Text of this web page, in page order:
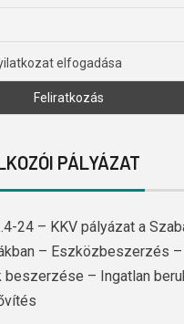
elfogadása
PÁLYÁZAT
24 – KKV pályázat a
– Eszközbeszerzés –
– Ingatlan